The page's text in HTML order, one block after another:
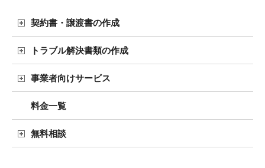
契約書・譲渡書の作成
トラブル解決書類の作成
事業者向けサービス
料金一覧
無料相談